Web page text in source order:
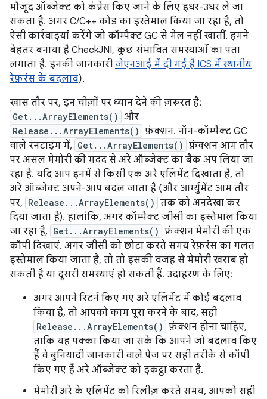
मौजूद ऑब्जेक्ट को कंप्रेस किए जाने के लिए इधर-उधर ले जा
सकता है. अगर C/C++ कोड का इस्तेमाल किया जा रहा है, तो
ऐसी कार्रवाइयां करेंगे जो कॉम्पैक्ट GC से मेल नहीं खातीं. हमने
बेहतर बनाया है CheckJNI, कुछ संभावित समस्याओं का पता
लगाता है. इनकी जानकारी जेएनआई में दी गई है ICS में स्थानीय
रेफ़रंस के बदलाव).
खास तौर पर, इन चीज़ों पर ध्यान देने की ज़रूरत है:
Get...ArrayElements() और
Release...ArrayElements() फ़ंक्शन. नॉन-कॉम्पैक्ट GC
वाले रनटाइम में, Get...ArrayElements() फ़ंक्शन आम तौर
पर असल मेमोरी की मदद से अरे ऑब्जेक्ट का बैक अप लिया जा
रहा है. यदि आप इनमें से किसी एक अरे एलिमेंट दिखाता है, तो
अरे ऑब्जेक्ट अपने-आप बदल जाता है (और आर्ग्युमेंट आम तौर
पर, Release...ArrayElements() तक को अनदेखा कर
दिया जाता है). हालांकि, अगर कॉम्पैक्ट जीसी का इस्तेमाल किया
जा रहा है, Get...ArrayElements() फ़ंक्शन मेमोरी की एक
कॉपी दिखाएं. अगर जीसी को छोटा करते समय रेफ़रंस का गलत
इस्तेमाल किया जाता है, तो तो इसकी वजह से मेमोरी खराब हो
सकती है या दूसरी समस्याएं हो सकती हैं. उदाहरण के लिए:
अगर आपने रिटर्न किए गए अरे एलिमेंट में कोई बदलाव
किया है, तो आपको काम पूरा करने के बाद, सही
Release...ArrayElements() फ़ंक्शन होना चाहिए,
ताकि यह पक्का किया जा सके कि आपने जो बदलाव किए
हैं वे बुनियादी जानकारी वाले पेज पर सही तरीके से कॉपी
किए गए हैं अरे ऑब्जेक्ट को इकट्ठा करता है.
मेमोरी अरे के एलिमेंट को रिलीज़ करते समय, आपको सही